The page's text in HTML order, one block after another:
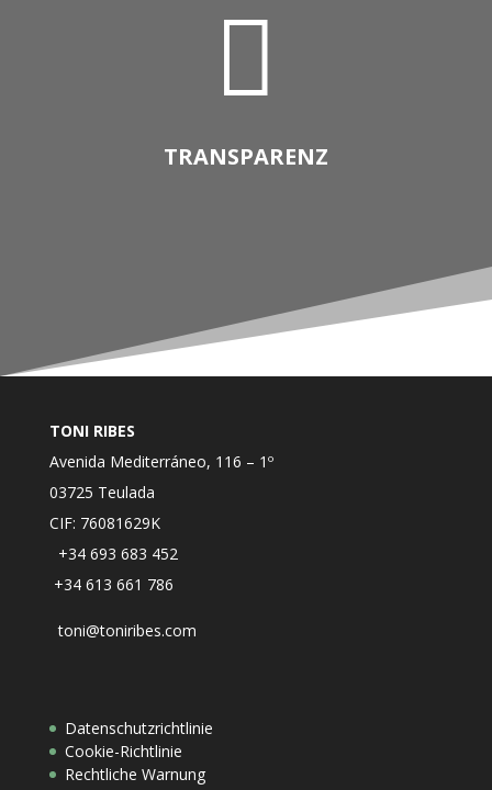

TRANSPARENZ
TONI RIBES
Avenida Mediterráneo, 116 – 1º
03725 Teulada
CIF: 76081629K
+34 693 683 452
+34 613 661 786
toni@toniribes.com
Datenschutzrichtlinie
Cookie-Richtlinie
Rechtliche Warnung